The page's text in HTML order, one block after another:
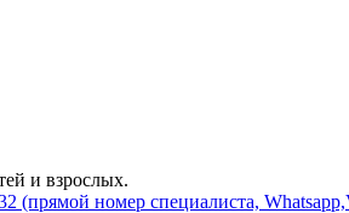
и взрослых.
(прямой номер специалиста,